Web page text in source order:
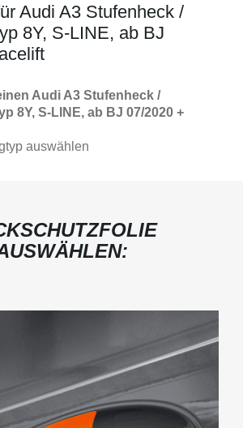
Audi A3 Stufenheck /
8Y, S-LINE, ab BJ
Audi A3 Stufenheck /
8Y, S-LINE, ab BJ 07/2020 +
auswählen